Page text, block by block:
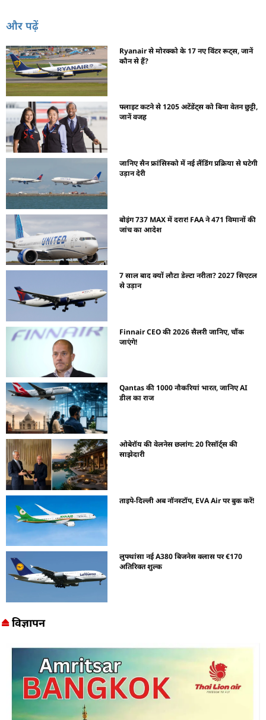
और पढ़ें
Ryanair से मोरक्को के 17 नए विंटर रूट्स, जानें
कौन से हैं?
फ्लाइट कटने से 1205 अटेंडेंट्स को बिना वेतन छुट्टी,
जानें वजह
जानिए सैन फ्रांसिस्को में नई लैंडिंग प्रक्रिया से घटेगी
उड़ान देरी
बोइंग 737 MAX में दरार! FAA ने 471 विमानों की
जांच का आदेश
7 साल बाद क्यों लौटा डेल्टा नरीता? 2027 सिएटल
से उड़ान
Finnair CEO की 2026 सैलरी जानिए, चौंक
जाएंगे!
Qantas की 1000 नौकरियां भारत, जानिए AI
डील का राज
ओबेरॉय की वेलनेस छलांग: 20 रिसॉर्ट्स की
साझेदारी
ताइपे-दिल्ली अब नॉनस्टॉप, EVA Air पर बुक करें!
लुफ्थांसा नई A380 बिजनेस क्लास पर €170
अतिरिक्त शुल्क
विज्ञापन